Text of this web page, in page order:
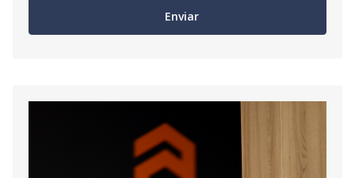
Enviar